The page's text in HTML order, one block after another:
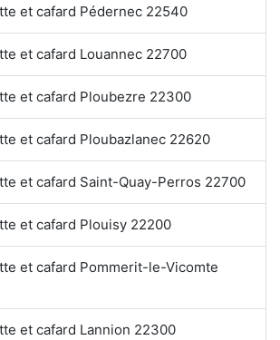
et cafard Pédernec 22540
et cafard Louannec 22700
et cafard Ploubezre 22300
et cafard Ploubazlanec 22620
et cafard Saint-Quay-Perros 22700
et cafard Plouisy 22200
et cafard Pommerit-le-Vicomte
et cafard Lannion 22300